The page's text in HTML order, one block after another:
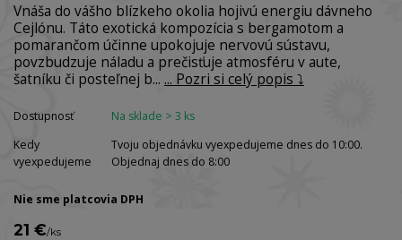
Vnáša do vášho blízkeho okolia hojivú energiu dávneho
Cejlónu. Táto exotická kompozícia s bergamotom a
pomarančom účinne upokojuje nervovú sústavu,
povzbudzuje náladu a prečisťuje atmosféru v aute,
šatníku či posteľnej b... ... Pozri si celý popis ⤵️
Dostupnosť
Na sklade > 3 ks
Kedy
vyexpedujeme
Tvoju objednávku vyexpedujeme dnes do 10:00.
Objednaj dnes do 8:00
Nie sme platcovia DPH
21 €/ks